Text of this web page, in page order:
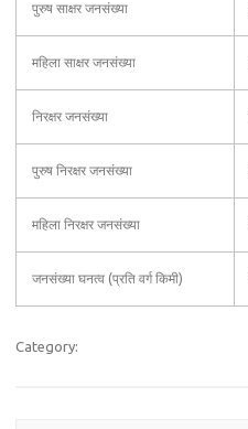
पुरुष साक्षर जनसंख्या
महिला साक्षर जनसंख्या
निरक्षर जनसंख्या
पुरुष निरक्षर जनसंख्या
महिला निरक्षर जनसंख्या
जनसंख्या घनत्व (प्रति वर्ग किमी)
Category: